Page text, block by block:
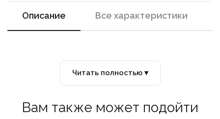
Описание Все характеристики
Читать полностью ▾
Вам также может подойти